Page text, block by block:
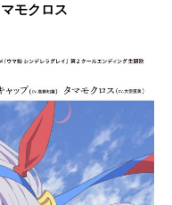
オなど幅広い展開を見
テージ』も現在好評配
名アイドルマスター
ールズシリーズTHEIDO
スト島村卯月：大橋
原綾香本田未央：原
美：木村珠莉赤城みり
浅利七海：井上ほの
マモクロス